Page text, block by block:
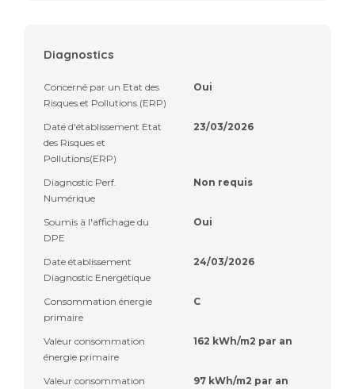
Diagnostics
Concerné par un Etat des
Risques et Pollutions (ERP)
Oui
Date d'établissement Etat
des Risques et
Pollutions(ERP)
23/03/2026
Diagnostic Perf.
Numérique
Non requis
Soumis à l'affichage du
DPE
Oui
Date établissement
Diagnostic Energétique
24/03/2026
Consommation énergie
primaire
C
Valeur consommation
énergie primaire
162 kWh/m2 par an
Valeur consommation
97 kWh/m2 par an